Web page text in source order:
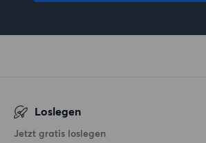
Loslegen
Jetzt gratis loslegen